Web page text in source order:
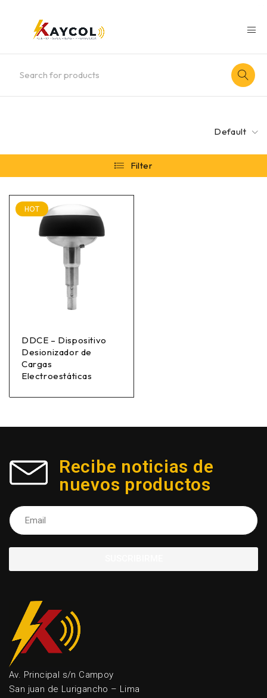
Default
Filter
HOT
DDCE – Dispositivo
Desionizador de
Cargas
Electroestáticas
Recibe noticias de
nuevos productos
Av. Principal s/n Campoy
San juan de Lurigancho – Lima